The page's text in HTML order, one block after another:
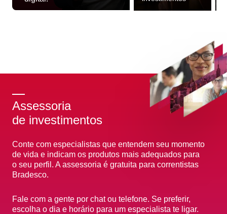
Assessoria
de investimentos
Conte com especialistas que entendem seu momento
de vida e indicam os produtos mais adequados para
o seu perfil. A assessoria é gratuita para correntistas
Bradesco.
Fale com a gente por chat ou telefone. Se preferir,
escolha o dia e horário para um especialista te ligar.